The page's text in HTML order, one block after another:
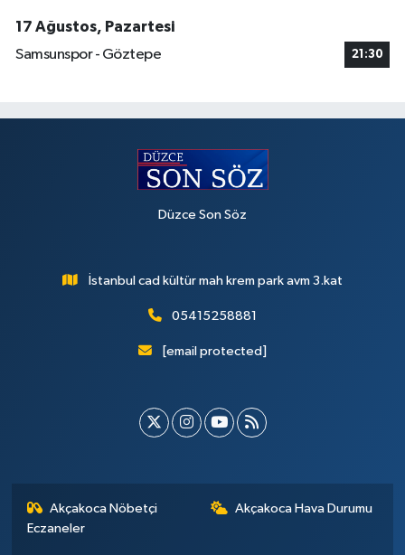
17 Ağustos, Pazartesi
Samsunspor - Göztepe
21:30
Düzce Son Söz
İstanbul cad kültür mah krem park avm 3.kat
05415258881
[email protected]
Akçakoca Nöbetçi
Eczaneler
Akçakoca Hava Durumu